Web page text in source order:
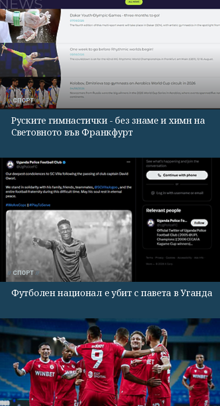
СПОРТ
Руските гимнастички - без знаме и химн на
Световното във Франкфурт
СПОРТ
Футболен национал е убит с павета в Уганда